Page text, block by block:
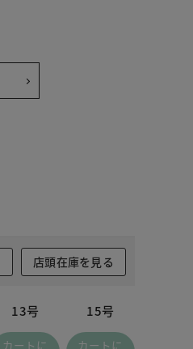
店頭在庫を見る
13号
カートに
15号
カートに